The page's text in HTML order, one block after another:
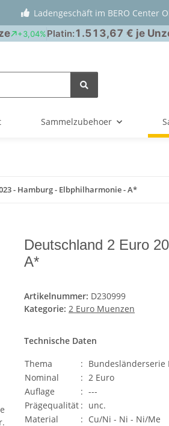
Ladengeschäft im BERO Center
Sammelzubehoer
- Hamburg - Elbphilharmonie - A*
Deutschland 2 Euro
A*
Artikelnummer: D230999
Kategorie: 2 Euro Muenzen
Technische Daten
Thema
:
Nominal
: 2 Euro
Auflage
: ---
Prägequalität : unc.
Material
: Cu/Ni - Ni - Ni/Me